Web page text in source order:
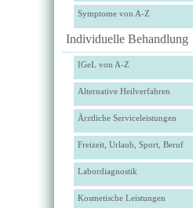
Symptome von A-Z
Individuelle Behandlung
IGeL von A-Z
Alternative Heilverfahren
Ärztliche Serviceleistungen
Freizeit, Urlaub, Sport, Beruf
Labordiagnostik
Kosmetische Leistungen